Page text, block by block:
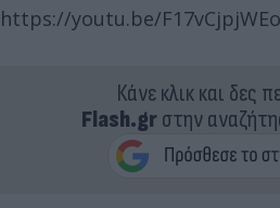
https://youtu.be/F17vCjpjWEo
Κάνε κλικ και δες
Flash.grστην